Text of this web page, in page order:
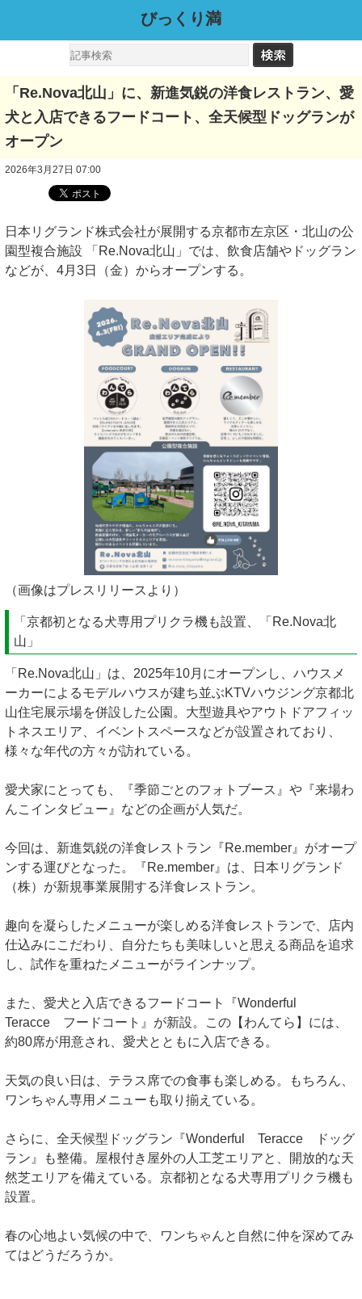
びっくり満
「Re.Nova北山」に、新進気鋭の洋食レストラン、愛
犬と入店できるフードコート、全天候型ドッグランが
オープン
2026年3月27日 07:00
日本リグランド株式会社が展開する京都市左京区・北山の公
園型複合施設 「Re.Nova北山」では、飲食店舗やドッグラン
などが、4月3日（金）からオープンする。
（画像はプレスリリースより）
「京都初となる犬専用プリクラ機も設置、「Re.Nova北
山」
「Re.Nova北山」は、2025年10月にオープンし、ハウスメ
ーカーによるモデルハウスが建ち並ぶKTVハウジング京都北
山住宅展示場を併設した公園。大型遊具やアウトドアフィッ
トネスエリア、イベントスペースなどが設置されており、
様々な年代の方々が訪れている。
愛犬家にとっても、『季節ごとのフォトブース』や『来場わ
んこインタビュー』などの企画が人気だ。
今回は、新進気鋭の洋食レストラン『Re.member』がオープ
ンする運びとなった。『Re.member』は、日本リグランド
（株）が新規事業展開する洋食レストラン。
趣向を凝らしたメニューが楽しめる洋食レストランで、店内
仕込みにこだわり、自分たちも美味しいと思える商品を追求
し、試作を重ねたメニューがラインナップ。
また、愛犬と入店できるフードコート『Wonderful
Teracce フードコート』が新設。この【わんてら】には、
約80席が用意され、愛犬とともに入店できる。
天気の良い日は、テラス席での食事も楽しめる。もちろん、
ワンちゃん専用メニューも取り揃えている。
さらに、全天候型ドッグラン『Wonderful Teracce ドッグ
ラン』も整備。屋根付き屋外の人工芝エリアと、開放的な天
然芝エリアを備えている。京都初となる犬専用プリクラ機も
設置。
春の心地よい気候の中で、ワンちゃんと自然に仲を深めてみ
てはどうだろうか。